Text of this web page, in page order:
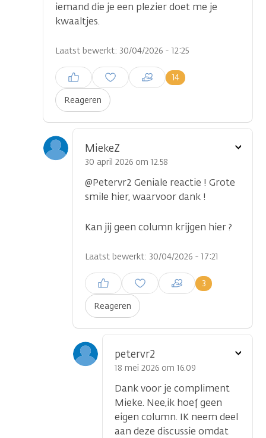
iemand die je een plezier doet me je
kwaaltjes.
Laatst bewerkt: 30/04/2026 - 12:25
Reageren
14
Inloggen om een reactie te
plaatsen
MiekeZ
30 april 2026 om 12.58
@Petervr2 Geniale reactie ! Grote
smile hier, waarvoor dank !
Kan jij geen column krijgen hier ?
Laatst bewerkt: 30/04/2026 - 17:21
Reageren
3
Inloggen om een reactie te
plaatsen
Toon
petervr2
18 mei 2026 om 16.09
Dank voor je compliment
Mieke. Nee,ik hoef geen
eigen column. IK neem deel
aan deze discussie omdat
Toon